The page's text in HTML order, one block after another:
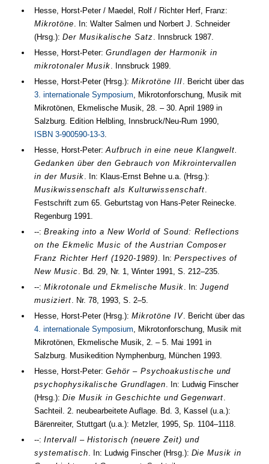
Hesse, Horst-Peter / Maedel, Rolf / Richter Herf, Franz:
Mikrotöne . In: Walter Salmen und Norbert J. Schneider
(Hrsg.):Der Musikalische Satz . Innsbruck 1987.
Hesse, Horst-Peter:Grundlagen der Harmonik in
mikrotonaler Musik . Innsbruck 1989
Hesse, Horst-Peter (Hrsg.):Mikrotöne III . Bericht über das
3. internationale Symposium , Mikrotonforschung, Musik mit
Mikrotönen, Ekmelische Musik, 28. –30. April 1989 in
Salzburg. Edition Helbling, Innsbruck/Neu-Rum 1990
ISBN 3-900590-13-3
Hesse, Horst-Peter:Aufbruch in eine neue Klangwelt.
Gedanken über den Gebrauch von Mikrointervallen
in der Musik . In: Klaus-Ernst Behne u.a. (Hrsg. ):
Musikwissenschaft als Kulturwissenschaft
Festschrift zum 65. Geburtstag von Hans-Peter Reinecke.
Regenburg 1991
--:Breaking into a New World of Sound: Reflections
on the Ekmelic Music of the Austrian Composer
Franz Richter Herf (1920-1989) . In:Perspectives of
New Music
Bd. 29, Nr. 1 Winter 1991 S. 212–235.
--:Mikrotonale und Ekmelische Musik . In:Jugend
musiziert
Nr. 78, 1993, S. 2–5.
Hesse, Horst-Peter (Hrsg.):Mikrotöne IV. Bericht über das
4. internationale Symposium , Mikrotonforschung, Musik mit
Mikrotönen, Ekmelische Musik, 2. –5. Mai 1991 in
Salzburg. Musikedition Nymphenburg, München 1993
Hesse, Horst-Peter:Gehör – Psychoakustische und
psychophysikalische Grundlagen . In: Ludwig Finscher
(Hrsg.):Die Musik in Geschichte und Gegenwart
Sachteil. 2. neubearbeitete Auflage. Bd. 3 , Kassel (u.a.):
Bärenreiter, Stuttgart (u.a.): Metzler, 1995 ,Sp. 1104–1118
--:Intervall – Historisch (neuere Zeit) und
systematisch . In: Ludwig Finscher (Hrsg. ): Die Musik in